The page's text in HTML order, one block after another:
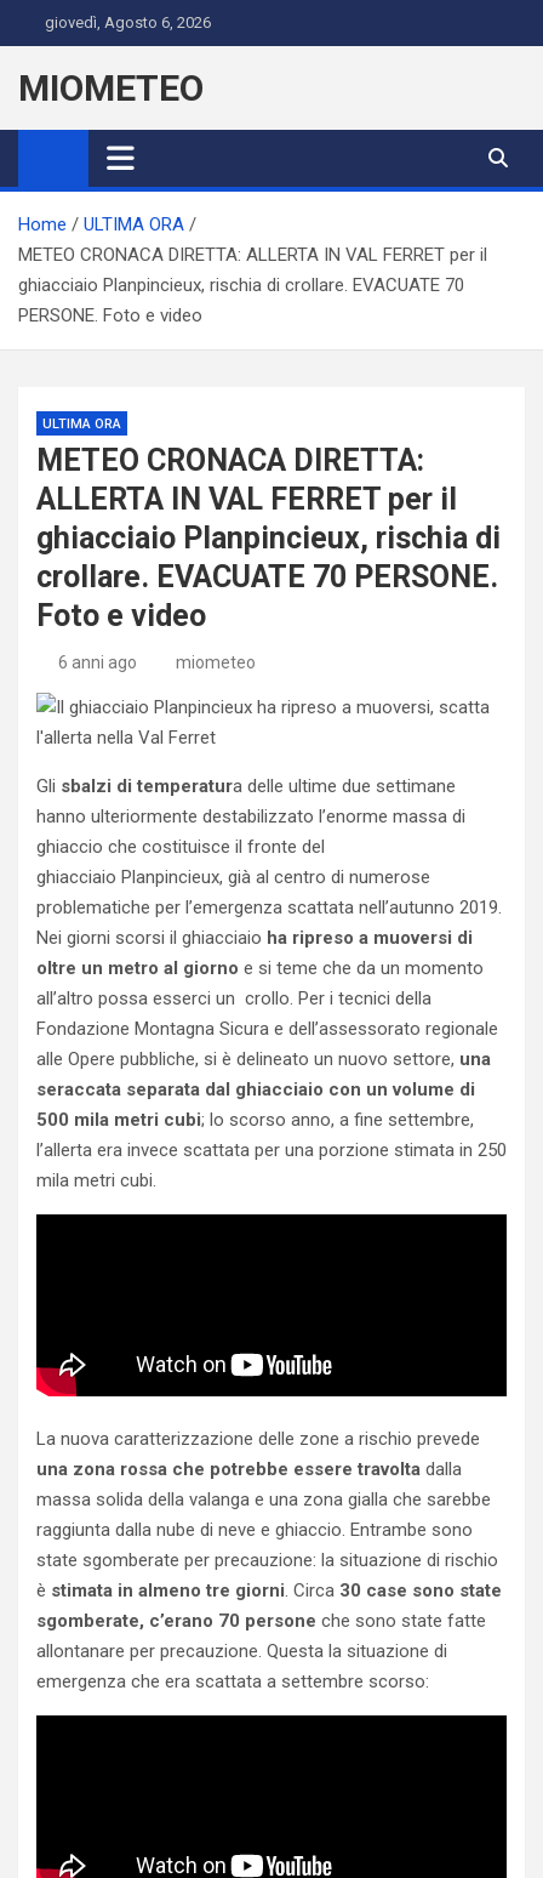
to
content
giovedì, Agosto 6, 2026
MIOMETEO
Home
ULTIMA ORA
METEO CRONACA DIRETTA: ALLERTA IN VAL FERRET per il
ghiacciaio Planpincieux, rischia di crollare. EVACUATE 70
PERSONE. Foto e video
ULTIMA ORA
METEO CRONACA DIRETTA:
ALLERTA IN VAL FERRET per il
ghiacciaio Planpincieux, rischia di
crollare. EVACUATE 70 PERSONE.
Foto e video
6 anni ago miometeo
Gli sbalzi di temperatura delle ultime due settimane
hanno ulteriormente destabilizzato l’enorme massa di
ghiaccio che costituisce il fronte del
ghiacciaio Planpincieux, già al centro di numerose
problematiche per l’emergenza scattata nell’autunno 2019.
Nei giorni scorsi il ghiacciaio ha ripreso a muoversi di
oltre un metro al giorno e si teme che da un momento
all’altro possa esserci un crollo. Per i tecnici della
Fondazione Montagna Sicura e dell’assessorato regionale
alle Opere pubbliche, si è delineato un nuovo settore, una
seraccata separata dal ghiacciaio con un volume di
500 mila metri cubi; lo scorso anno, a fine settembre,
l’allerta era invece scattata per una porzione stimata in 250
mila metri cubi.
La nuova caratterizzazione delle zone a rischio prevede
una zona rossa che potrebbe essere travolta dalla
massa solida della valanga e una zona gialla che sarebbe
raggiunta dalla nube di neve e ghiaccio. Entrambe sono
state sgomberate per precauzione: la situazione di rischio
è stimata in almeno tre giorni. Circa 30 case sono state
sgomberate, c’erano 70 persone che sono state fatte
allontanare per precauzione. Questa la situazione di
emergenza che era scattata a settembre scorso: